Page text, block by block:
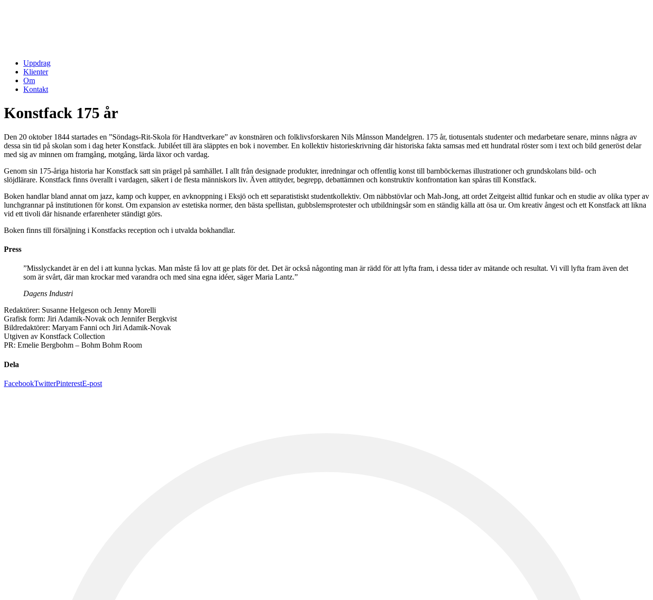
Uppdrag
Klienter
Om
Kontakt
Konstfack 175 år
Den 20 oktober 1844 startades en ”Söndags-Rit-Skola för Handtverkare” av konstnären och folklivsforskaren Nils Månsson Mandelgren. 175 år, tiotusentals studenter och medarbetare senare, minns några av
dessa sin tid på skolan som i dag heter Konstfack. Jubiléet till ära släpptes en bok i november. En kollektiv historieskrivning där historiska fakta samsas med ett hundratal röster som i text och bild generöst delar
med sig av minnen om framgång, motgång, lärda läxor och vardag.
Genom sin 175-åriga historia har Konstfack satt sin prägel på samhället. I allt från designade produkter, inredningar och offentlig konst till barnböckernas illustrationer och grundskolans bild- och
slöjdlärare. Konstfack finns överallt i vardagen, säkert i de flesta människors liv. Även attityder, begrepp, debattämnen och konstruktiv konfrontation kan spåras till Konstfack.
Boken handlar bland annat om jazz, kamp och kupper, en avknoppning i Eksjö och ett separatistiskt studentkollektiv. Om näbbstövlar och Mah-Jong, att ordet Zeitgeist alltid funkar och en studie av olika typer av
lunchgrannar på institutionen för konst. Om expansion av estetiska normer, den bästa spellistan, gubbslemsprotester och utbildningsår som en ständig källa att ösa ur. Om kreativ ångest och ett Konstfack att likna
vid ett tivoli där hisnande erfarenheter ständigt görs.
Boken finns till försäljning i Konstfacks reception och i utvalda bokhandlar.
Press
”Misslyckandet är en del i att kunna lyckas. Man måste få lov att ge plats för det. Det är också någonting man är rädd för att lyfta fram, i dessa tider av mätande och resultat. Vi vill lyfta fram även det
som är svårt, där man krockar med varandra och med sina egna idéer, säger Maria Lantz.”
Dagens Industri
Redaktörer: Susanne Helgeson och Jenny Morelli
Grafisk form: Jiri Adamik-Novak och Jennifer Bergkvist
Bildredaktörer: Maryam Fanni och Jiri Adamik-Novak
Utgiven av Konstfack Collection
PR: Emelie Bergbohm – Bohm Bohm Room
Dela
FacebookTwitterPinterestE-post